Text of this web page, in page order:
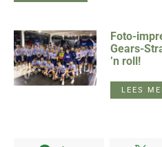
Foto-
Gears-
’n roll!
LEES